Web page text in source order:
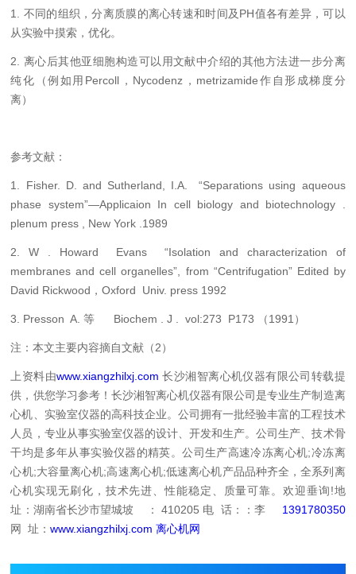
1. 不同的组织，分离质膜的离心转速和时间及PH值各有差异，可以
从实验中摸索，优化。
2. 离心后其他亚细胞构造可以用文献中介绍的其他方法进一步分离
纯化（例如用Percoll，Nycodenz，metrizamide作自形成梯度分
离）
参考文献：
1. Fisher. D. and Sutherland, I.A. “Separations using aqueous
phase system”—Applicaion In cell biology and biotechnology .
plenum press , New York .1989
2. W . Howard Evans “Isolation and characterization of
membranes and cell organelles”, from “Centrifugation” Edited by
David Rickwood，Oxford Univ. press 1992
3. Presson A. 等 Biochem . J . vol:273 P173 （1991）
注：本文主要内容摘自文献（2）
上资料由www.xiangzhilxj.com 长沙湘智离心机仪器有限公司转载提
供，供您学习参考！长沙湘智离心机仪器有限公司是专业生产制造离
心机、实验室仪器的高科技企业。公司拥有一批经验丰富的工程技术
人员，专业从事实验室仪器的设计、开发和生产。公司生产、技术骨
干均是多年从事实验仪器的精英。公司生产高速冷冻离心机;冷冻离
心机;大容量离心机;高速离心机;低速离心机产品品种齐全，全系列离
心机实现无刷化，技术先进、性能稳定、质量可靠。欢迎垂询!地
址：湖南省长沙市望城坡 ： 410205 电 话：：李 1391780350
网 址：www.xiangzhilxj.com 离心机网